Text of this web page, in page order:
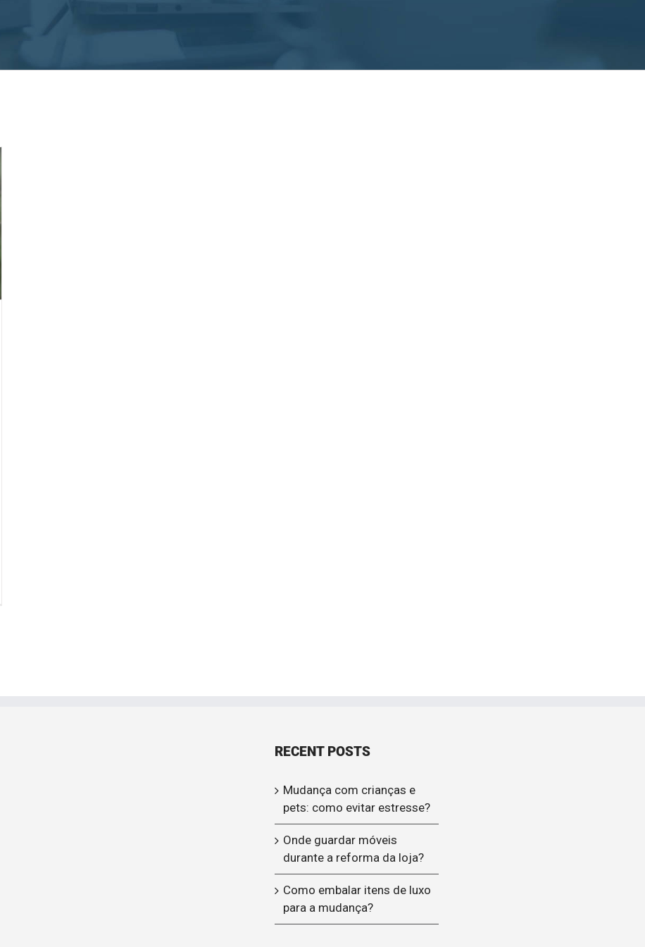
RECENT POSTS
Mudança com crianças e
pets: como evitar estresse?
Onde guardar móveis
durante a reforma da loja?
Como embalar itens de luxo
para a mudança?